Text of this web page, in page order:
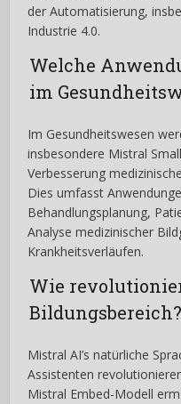
der Automatisierung,
Industrie 4.0.
Welche
im
Im Gesundheitswesen
insbesondere Mistral
Verbesserung
Dies umfasst
Behandlungsplanung,
Analyse medizinischer
Krankheitsverläufen.
Wie
Bildungsbereich?
Mistral AI’s natürliche
Assistenten
Mistral Embed-Modell